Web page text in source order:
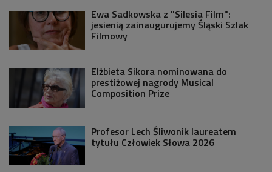
Ewa Sadkowska z "Silesia Film":
jesienią zainaugurujemy Śląski Szlak
Filmowy
Elżbieta Sikora nominowana do
prestiżowej nagrody Musical
Composition Prize
Profesor Lech Śliwonik laureatem
tytułu Człowiek Słowa 2026